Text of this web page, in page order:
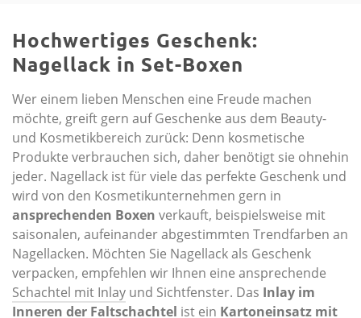
Hochwertiges Geschenk:
Nagellack in Set-Boxen
Wer einem lieben Menschen eine Freude machen
möchte, greift gern auf Geschenke aus dem Beauty-
und Kosmetikbereich zurück: Denn kosmetische
Produkte verbrauchen sich, daher benötigt sie ohnehin
jeder. Nagellack ist für viele das perfekte Geschenk und
wird von den Kosmetikunternehmen gern in
ansprechenden Boxen verkauft, beispielsweise mit
saisonalen, aufeinander abgestimmten Trendfarben an
Nagellacken. Möchten Sie Nagellack als Geschenk
verpacken, empfehlen wir Ihnen eine ansprechende
Schachtel mit Inlay und Sichtfenster. Das Inlay im
Inneren der Faltschachtel ist ein Kartoneinsatz mit